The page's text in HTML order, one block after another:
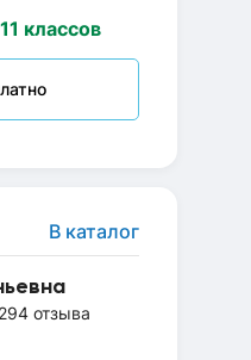
классов
В каталог
294 отзыва